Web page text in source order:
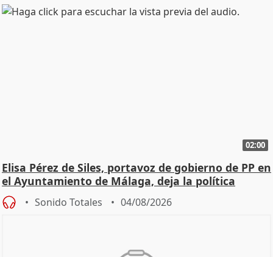
02:00
Elisa Pérez de Siles, portavoz de gobierno de PP en
el Ayuntamiento de Málaga, deja la política
Sonido Totales 04/08/2026